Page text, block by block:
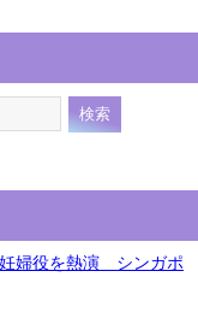
婦役を熱演 シンガポ